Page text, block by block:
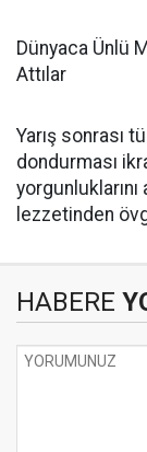
Dünyaca Ünlü
Attılar
Yarış sonrası
dondurması
lezzetinden
HABERE